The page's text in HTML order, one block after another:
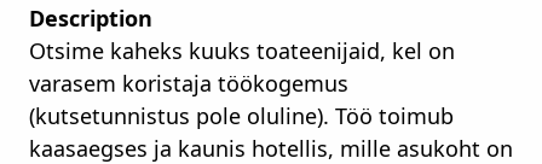
Description
Otsime kaheks kuuks toateenijaid, kel on
varasem koristaja töökogemus
(kutsetunnistus pole oluline). Töö toimub
kaasaegses ja kaunis hotellis, mille asukoht on